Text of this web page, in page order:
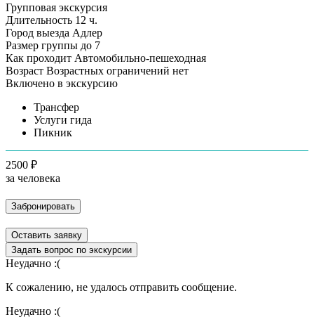
Групповая экскурсия
Длительность 12 ч.
Город выезда Адлер
Размер группы до 7
Как проходит Автомобильно-пешеходная
Возраст Возрастных ограничений нет
Включено в экскурсию
Трансфер
Услуги гида
Пикник
2500 ₽
за человека
Забронировать
Оставить заявку
Задать вопрос по экскурсии
Неудачно :(
К сожалению, не удалось отправить сообщение.
Неудачно :(